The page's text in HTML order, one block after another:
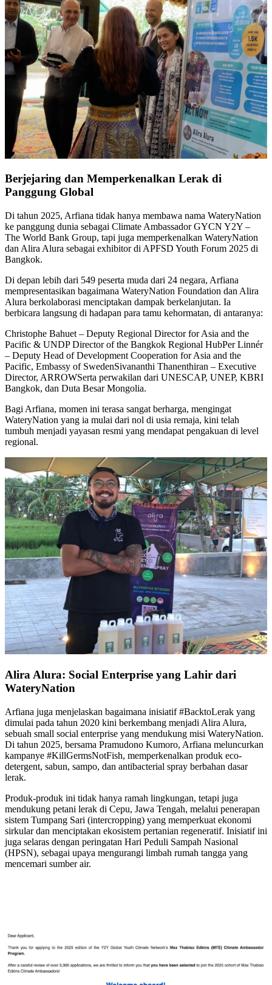
Berjejaring dan Memperkenalkan Lerak di
Panggung Global
Di tahun 2025, Arfiana tidak hanya membawa nama WateryNation
ke panggung dunia sebagai Climate Ambassador GYCN Y2Y –
The World Bank Group, tapi juga memperkenalkan WateryNation
dan Alira Alura sebagai exhibitor di APFSD Youth Forum 2025 di
Bangkok.
Di depan lebih dari 549 peserta muda dari 24 negara, Arfiana
mempresentasikan bagaimana WateryNation Foundation dan Alira
Alura berkolaborasi menciptakan dampak berkelanjutan. Ia
berbicara langsung di hadapan para tamu kehormatan, di antaranya:
Christophe Bahuet – Deputy Regional Director for Asia and the
Pacific & UNDP Director of the Bangkok Regional HubPer Linnér
– Deputy Head of Development Cooperation for Asia and the
Pacific, Embassy of SwedenSivananthi Thanenthiran – Executive
Director, ARROWSerta perwakilan dari UNESCAP, UNEP, KBRI
Bangkok, dan Duta Besar Mongolia.
Bagi Arfiana, momen ini terasa sangat berharga, mengingat
WateryNation yang ia mulai dari nol di usia remaja, kini telah
tumbuh menjadi yayasan resmi yang mendapat pengakuan di level
regional.
Alira Alura: Social Enterprise yang Lahir dari
WateryNation
Arfiana juga menjelaskan bagaimana inisiatif #BacktoLerak yang
dimulai pada tahun 2020 kini berkembang menjadi Alira Alura,
sebuah small social enterprise yang mendukung misi WateryNation.
Di tahun 2025, bersama Pramudono Kumoro, Arfiana meluncurkan
kampanye #KillGermsNotFish, memperkenalkan produk eco-
detergent, sabun, sampo, dan antibacterial spray berbahan dasar
lerak.
Produk-produk ini tidak hanya ramah lingkungan, tetapi juga
mendukung petani lerak di Cepu, Jawa Tengah, melalui penerapan
sistem Tumpang Sari (intercropping) yang memperkuat ekonomi
sirkular dan menciptakan ekosistem pertanian regeneratif. Inisiatif ini
juga selaras dengan peringatan Hari Peduli Sampah Nasional
(HPSN), sebagai upaya mengurangi limbah rumah tangga yang
mencemari sumber air.